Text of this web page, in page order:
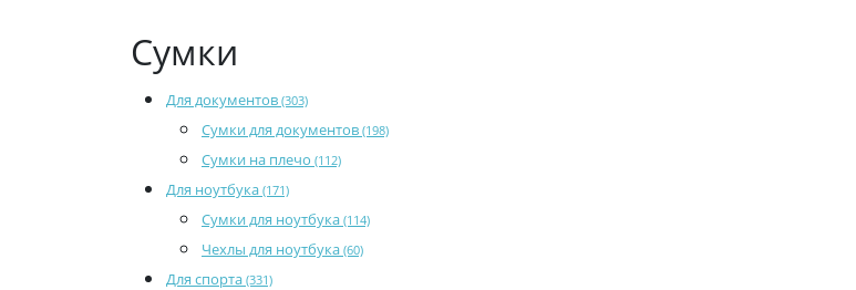
Сумки
Для документов (303)
Сумки для документов (198)
Сумки на плечо (112)
Для ноутбука (171)
Сумки для ноутбука (114)
Чехлы для ноутбука (60)
Для спорта (331)